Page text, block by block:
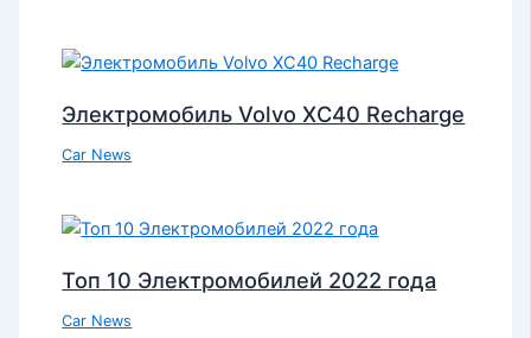
Электромобиль Volvo XC40 Recharge
Car News
Топ 10 Электромобилей 2022 года
Car News